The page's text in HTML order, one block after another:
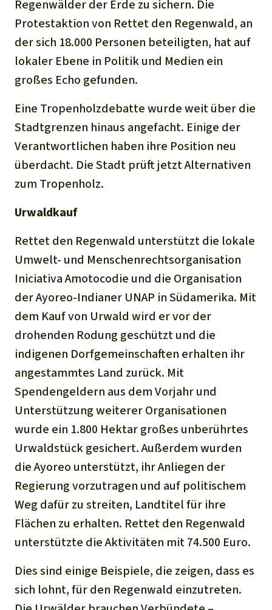
Regenwälder der Erde zu sichern. Die
Protestaktion von Rettet den Regenwald, an
der sich 18.000 Personen beteiligten, hat auf
lokaler Ebene in Politik und Medien ein
großes Echo gefunden.
Eine Tropenholzdebatte wurde weit über die
Stadtgrenzen hinaus angefacht. Einige der
Verantwortlichen haben ihre Position neu
überdacht. Die Stadt prüft jetzt Alternativen
zum Tropenholz.
Urwaldkauf
Rettet den Regenwald unterstützt die lokale
Umwelt- und Menschenrechtsorganisation
Iniciativa Amotocodie und die Organisation
der Ayoreo-Indianer UNAP in Südamerika. Mit
dem Kauf von Urwald wird er vor der
drohenden Rodung geschützt und die
indigenen Dorfgemeinschaften erhalten ihr
angestammtes Land zurück. Mit
Spendengeldern aus dem Vorjahr und
Unterstützung weiterer Organisationen
wurde ein 1.800 Hektar großes unberührtes
Urwaldstück gesichert. Außerdem wurden
die Ayoreo unterstützt, ihr Anliegen der
Regierung vorzutragen und auf politischem
Weg dafür zu streiten, Landtitel für ihre
Flächen zu erhalten. Rettet den Regenwald
unterstützte die Aktivitäten mit 74.500 Euro.
Dies sind einige Beispiele, die zeigen, dass es
sich lohnt, für den Regenwald einzutreten.